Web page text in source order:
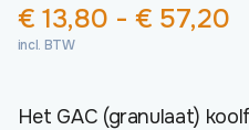
€ 13,80 - € 57,20
incl. BTW
Het GAC (granulaat)